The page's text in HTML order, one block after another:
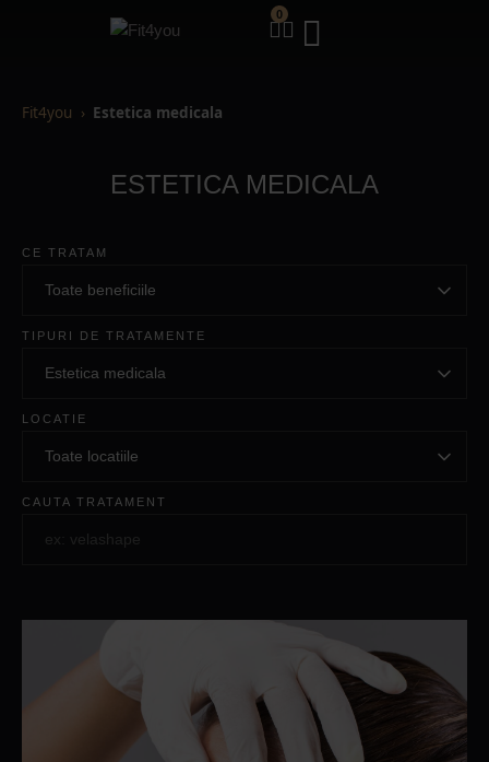
0
Fit4you Estetica medicala
ESTETICA MEDICALA
CE TRATAM
TIPURI DE TRATAMENTE
LOCATIE
CAUTA TRATAMENT